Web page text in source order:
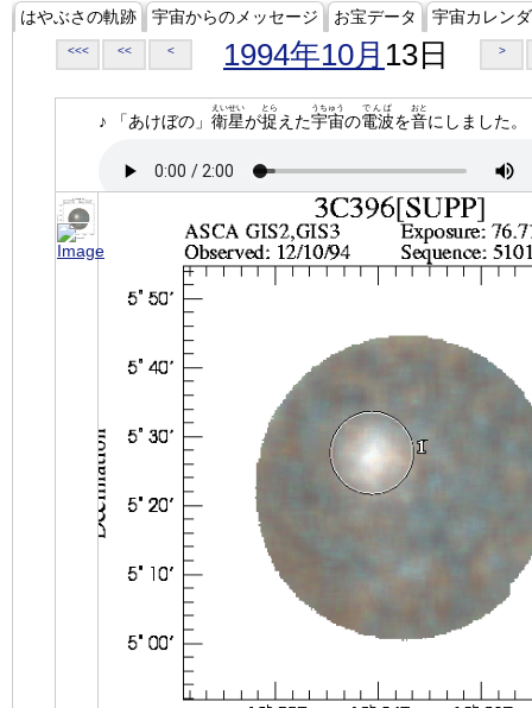
はやぶさの軌跡 宇宙からのメッセージ お宝データ 宇宙カレン
<<< << < 1994年10月 13日 >
♪ 「あけぼの」 衛星
えいせい
が捉
とら
えた宇宙
うちゅう
の電波
でんぱ
を音
おと
にしました。